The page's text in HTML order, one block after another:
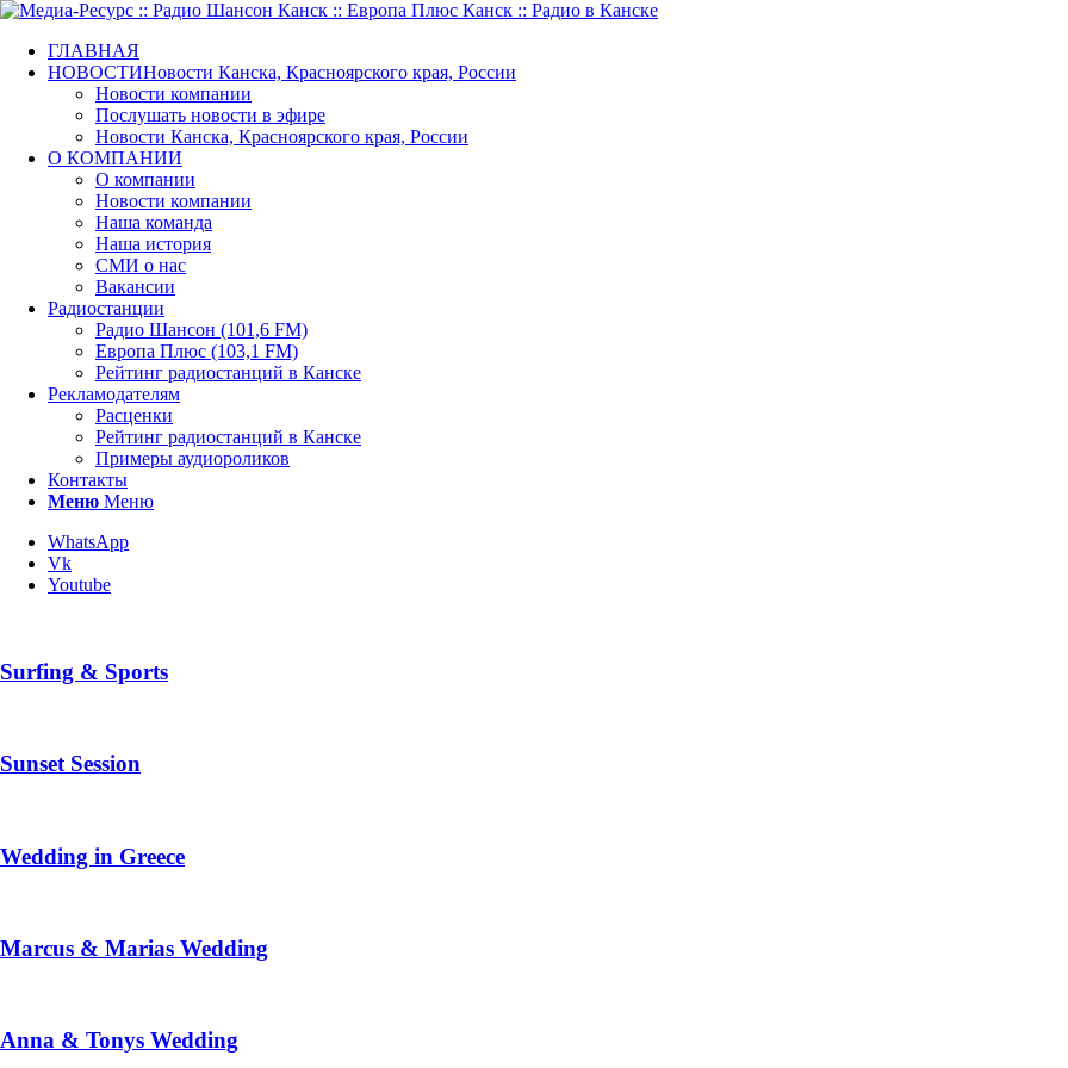
ГЛАВНАЯ
НОВОСТИНовости Канска, Красноярского края, России
Новости компании
Послушать новости в эфире
Новости Канска, Красноярского края, России
О КОМПАНИИ
О компании
Новости компании
Наша команда
Наша история
СМИ о нас
Вакансии
Радиостанции
Радио Шансон (101,6 FM)
Европа Плюс (103,1 FM)
Рейтинг радиостанций в Канске
Рекламодателям
Расценки
Рейтинг радиостанций в Канске
Примеры аудиороликов
Контакты
Меню Меню
WhatsApp
Vk
Youtube
Surfing & Sports
Sunset Session
Wedding in Greece
Marcus & Marias Wedding
Anna & Tonys Wedding